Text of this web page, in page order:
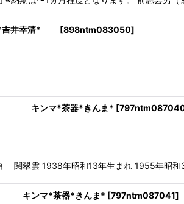
吉井幸清* [898ntm083050]
キンマ*茶器*きんま* [
1938年昭和13年生まれ 1955年昭和
ンマ*茶器*きんま* [797ntm087041]